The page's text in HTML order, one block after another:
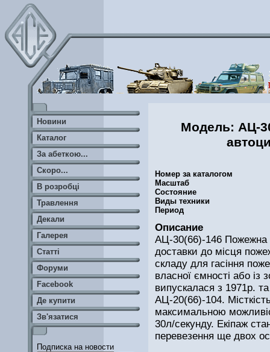
Модель: AЦ-
Номер за каталогом
Масштаб
Состояние
Виды техники
Период
Описание
AЦ-30(66)-146 Пожежна
доставки до місця
складу для гасіння
власної ємності або
випускалася з 1971р.
AЦ-20(66)-104.
максимальною
30л/секунду. Екіпаж
перевезення ще двох
Новини
Каталог
За абеткою...
Скоро...
В розробці
Травлення
Декали
Галерея
Статті
Форуми
Facebook
Де купити
Зв'язатися
Подписка на новости